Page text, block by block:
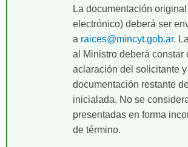
La documentación
electrónico) deberá ser
a raices@mincyt.gob.ar.
al Ministro deberá constar
aclaración del solicitante
documentación restante
inicialada. No se
presentadas en forma
de término.